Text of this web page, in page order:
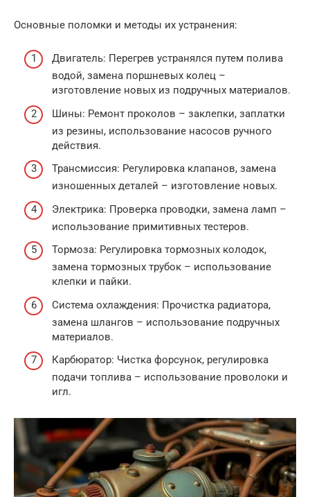
Основные поломки и методы их устранения:
Двигатель: Перегрев устранялся путем полива
водой, замена поршневых колец –
изготовление новых из подручных материалов.
Шины: Ремонт проколов – заклепки, заплатки
из резины, использование насосов ручного
действия.
Трансмиссия: Регулировка клапанов, замена
изношенных деталей – изготовление новых.
Электрика: Проверка проводки, замена ламп –
использование примитивных тестеров.
Тормоза: Регулировка тормозных колодок,
замена тормозных трубок – использование
клепки и пайки.
Система охлаждения: Прочистка радиатора,
замена шлангов – использование подручных
материалов.
Карбюратор: Чистка форсунок, регулировка
подачи топлива – использование проволоки и
игл.